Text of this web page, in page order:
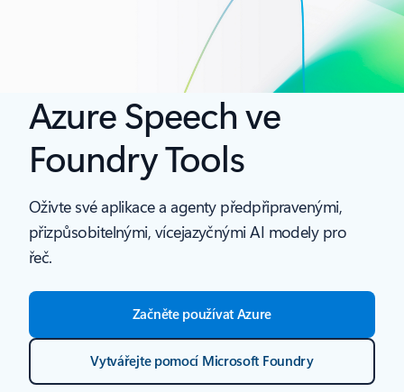
Azure Speech ve
Foundry Tools
Oživte své aplikace a agenty předpřipravenými,
přizpůsobitelnými, vícejazyčnými AI modely pro
řeč.
Začněte používat Azure
Vytvářejte pomocí Microsoft Foundry